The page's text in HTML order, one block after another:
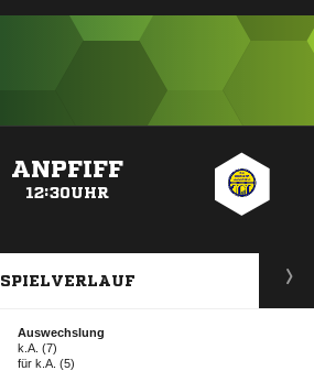
ANPFIFF
12:30UHR
SPIELVERLAUF
Auswechslung
k.A. (7)
fürk.A. (5)